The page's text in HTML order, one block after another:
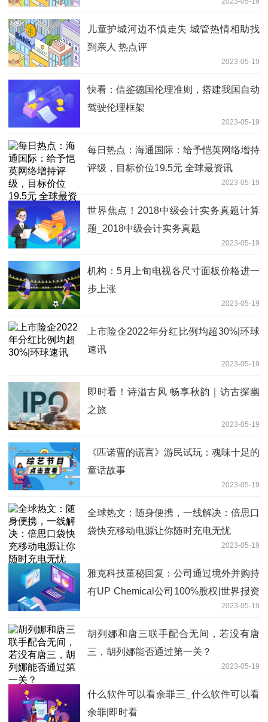
儿童护城河边不慎走失 城管热情相助找
到亲人 热点评
2023-05-19
快看：借鉴德国伦理准则，搭建我国自动
驾驶伦理框架
2023-05-19
每日热点：海通国际：给予恺英网络增持
评级，目标价位19.5元 全球最资讯
2023-05-19
世界焦点！2018中级会计实务真题计算
题_2018中级会计实务真题
2023-05-19
机构：5月上旬电视各尺寸面板价格进一
步上涨
2023-05-19
上市险企2022年分红比例均超30%|环球
速讯
2023-05-19
即时看！诗溢古风 畅享秋韵｜访古探幽
之旅
2023-05-19
《匹诺曹的谎言》游民试玩：魂味十足的
童话故事
2023-05-19
全球热文：随身便携，一线解决：倍思口
袋快充移动电源让你随时充电无忧
2023-05-19
雅克科技董秘回复：公司通过境外并购持
有UP Chemical公司100%股权|世界报资
2023-05-19
胡列娜和唐三联手配合无间，若没有唐
三，胡列娜能否通过第一关？
2023-05-19
什么软件可以看余罪三_什么软件可以看
余罪|即时看